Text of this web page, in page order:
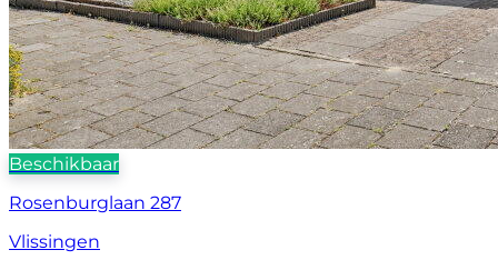
Beschikbaar
Rosenburglaan 287
Vlissingen